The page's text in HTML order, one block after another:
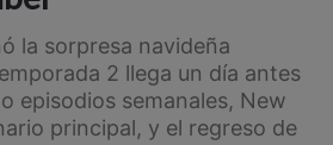
la sorpresa navideña
2 llega un día antes
episodios semanales, New
principal, y el regreso de